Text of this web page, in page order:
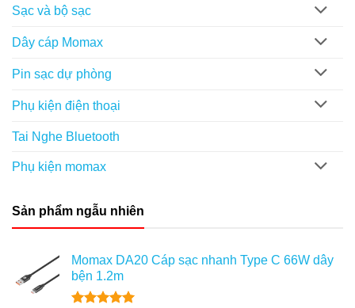
Sạc và bộ sạc
Dây cáp Momax
Pin sạc dự phòng
Phụ kiện điện thoại
Tai Nghe Bluetooth
Phụ kiện momax
Sản phẩm ngẫu nhiên
Momax DA20 Cáp sạc nhanh Type C 66W dây
bện 1.2m